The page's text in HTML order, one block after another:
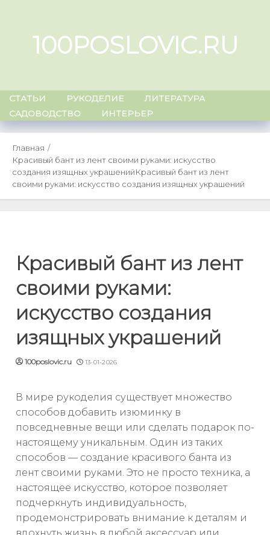
content100POSLOVIC.RU
СТАТЬИ РУКОДЕЛИЕ
ЛИТЕРАТУРА
САДОВОДСТВО
ИНТЕРЬЕР
Главная
Красивый бант из лент своими руками: искусство
создания изящных украшенийКрасивый бант из лент
своими руками: искусство создания изящных украшений
Красивый бант из лент
своими руками:
искусство создания
изящных украшений
100poslovic.ru 13-01-2026
В мире рукоделия существует множество
способов добавить изюминку в
повседневные вещи или сделать подарок по-
настоящему уникальным. Один из таких
способов — создание красивого банта из
лент своими руками. Это не просто техника, а
настоящее искусство, которое позволяет
подчеркнуть индивидуальность,
продемонстрировать внимание к деталям и